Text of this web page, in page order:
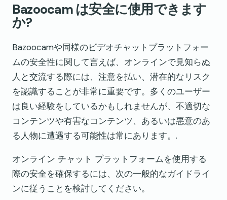
Bazoocam は安全に使用できます
か?
Bazoocamや同様のビデオチャットプラットフォー
ムの安全性に関して言えば、オンラインで見知らぬ
人と交流する際には、注意を払い、潜在的なリスク
を認識することが非常に重要です。多くのユーザー
は良い経験をしているかもしれませんが、不適切な
コンテンツや有害なコンテンツ、あるいは悪意のあ
る人物に遭遇する可能性は常にあります。.
オンライン チャット プラットフォームを使用する
際の安全を確保するには、次の一般的なガイドライ
ンに従うことを検討してください。